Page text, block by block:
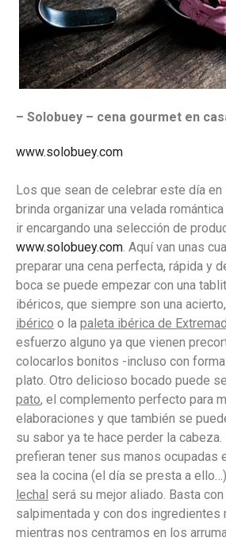
– Solobuey – cena gourmet en
www.solobuey.com
Los que sean de celebrar este día en
brinda organizar una velada
ir encargando una selección de
www.solobuey.com. Aquí van unas
preparar una cena perfecta, rápida y
boca se puede empezar con una
ibéricos, que siempre son una
ibérico o la paleta ibérica de
esfuerzo alguno ya que vienen
colocarlos bonitos -incluso con
plato. Otro delicioso bocado puede
pato, el complemento perfecto para
elaboraciones y que también se
su sabor ya te hace perder la cabeza.
prefieran tener sus manos ocupadas
sea la cocina (el día se presta a
lechal será su mejor aliado. Basta
salpimentada y con dos ingredientes
mientras nos centramos en los